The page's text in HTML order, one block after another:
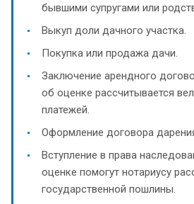
бывшими супругами или
Выкуп доли дачного участка.
Покупка или продажа дачи.
Заключение арендного
об оценке рассчитывается
платежей.
Оформление договора
Вступление в права
оценке помогут нотариусу
государственной пошлины.